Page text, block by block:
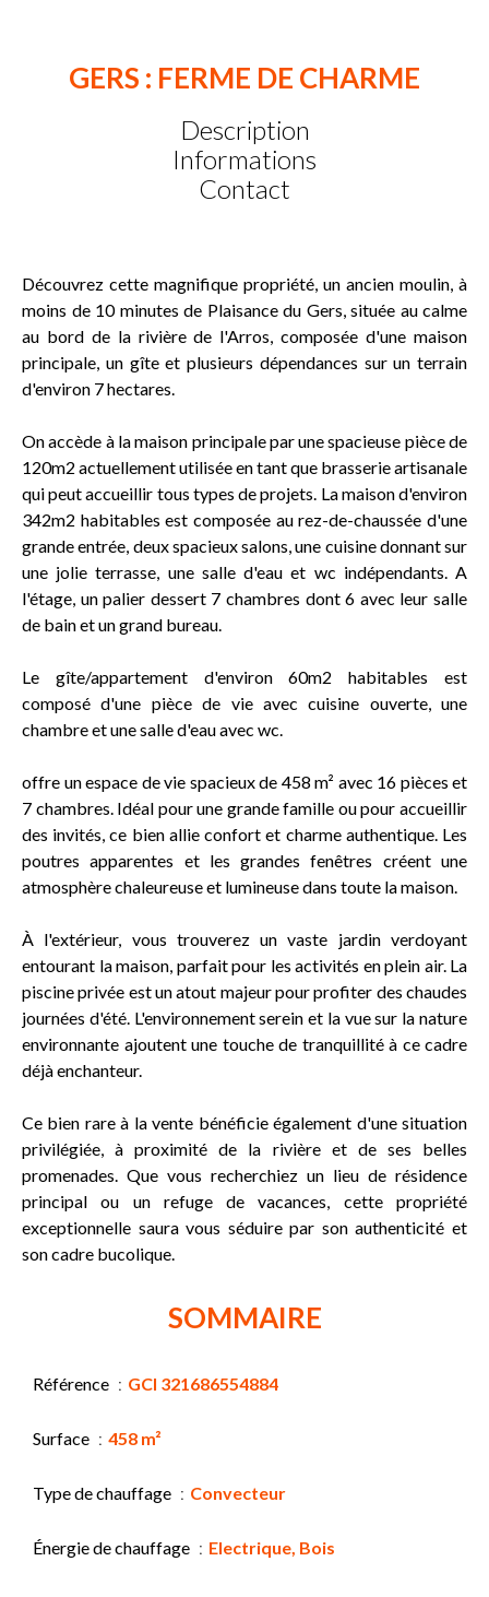
GERS : FERME DE CHARME
Description
Informations
Contact
Découvrez cette magnifique propriété, un ancien moulin, à
moins de 10 minutes de Plaisance du Gers, située au calme
au bord de la rivière de l'Arros, composée d'une maison
principale, un gîte et plusieurs dépendances sur un terrain
d'environ 7 hectares.
On accède à la maison principale par une spacieuse pièce de
120m2 actuellement utilisée en tant que brasserie artisanale
qui peut accueillir tous types de projets. La maison d'environ
342m2 habitables est composée au rez-de-chaussée d'une
grande entrée, deux spacieux salons, une cuisine donnant sur
une jolie terrasse, une salle d'eau et wc indépendants. A
l'étage, un palier dessert 7 chambres dont 6 avec leur salle
de bain et un grand bureau.
Le gîte/appartement d'environ 60m2 habitables est
composé d'une pièce de vie avec cuisine ouverte, une
chambre et une salle d'eau avec wc.
offre un espace de vie spacieux de 458 m² avec 16 pièces et
7 chambres. Idéal pour une grande famille ou pour accueillir
des invités, ce bien allie confort et charme authentique. Les
poutres apparentes et les grandes fenêtres créent une
atmosphère chaleureuse et lumineuse dans toute la maison.
À l'extérieur, vous trouverez un vaste jardin verdoyant
entourant la maison, parfait pour les activités en plein air. La
piscine privée est un atout majeur pour profiter des chaudes
journées d'été. L'environnement serein et la vue sur la nature
environnante ajoutent une touche de tranquillité à ce cadre
déjà enchanteur.
Ce bien rare à la vente bénéficie également d'une situation
privilégiée, à proximité de la rivière et de ses belles
promenades. Que vous recherchiez un lieu de résidence
principal ou un refuge de vacances, cette propriété
exceptionnelle saura vous séduire par son authenticité et
son cadre bucolique.
SOMMAIRE
Référence GCI 321686554884
Surface 458 m²
Type de chauffage Convecteur
Énergie de chauffage Electrique, Bois